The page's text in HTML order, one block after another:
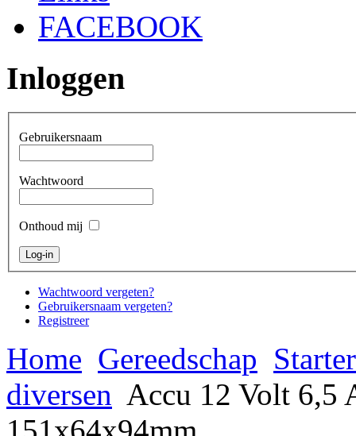
FACEBOOK
Inloggen
Gebruikersnaam
Wachtwoord
Onthoud mij
Wachtwoord vergeten?
Gebruikersnaam vergeten?
Registreer
Home Gereedschap
diversen Accu 12 Volt 6,5